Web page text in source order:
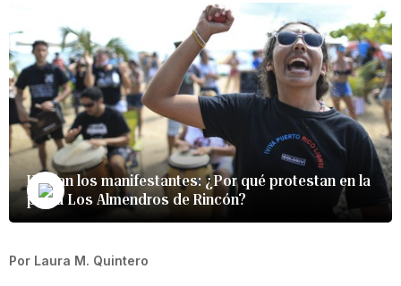
Hablan los manifestantes: ¿Por qué protestan en la
playa Los Almendros de Rincón?
Por Laura M. Quintero